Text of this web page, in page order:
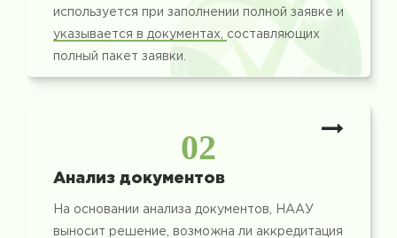
используется при заполнении полной заявке и
указывается в документах, составляющих
полный пакет заявки.
02
Анализ документов
На основании анализа документов, НААУ
выносит решение, возможна ли аккредитация